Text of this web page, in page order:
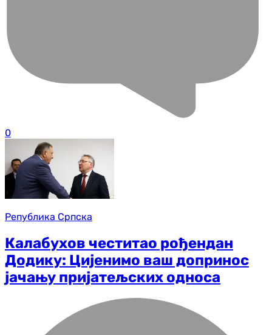
0
Република Српска
Калабухов честитао рођендан
Додику: Цијенимо ваш допринос
јачању пријатељских односа